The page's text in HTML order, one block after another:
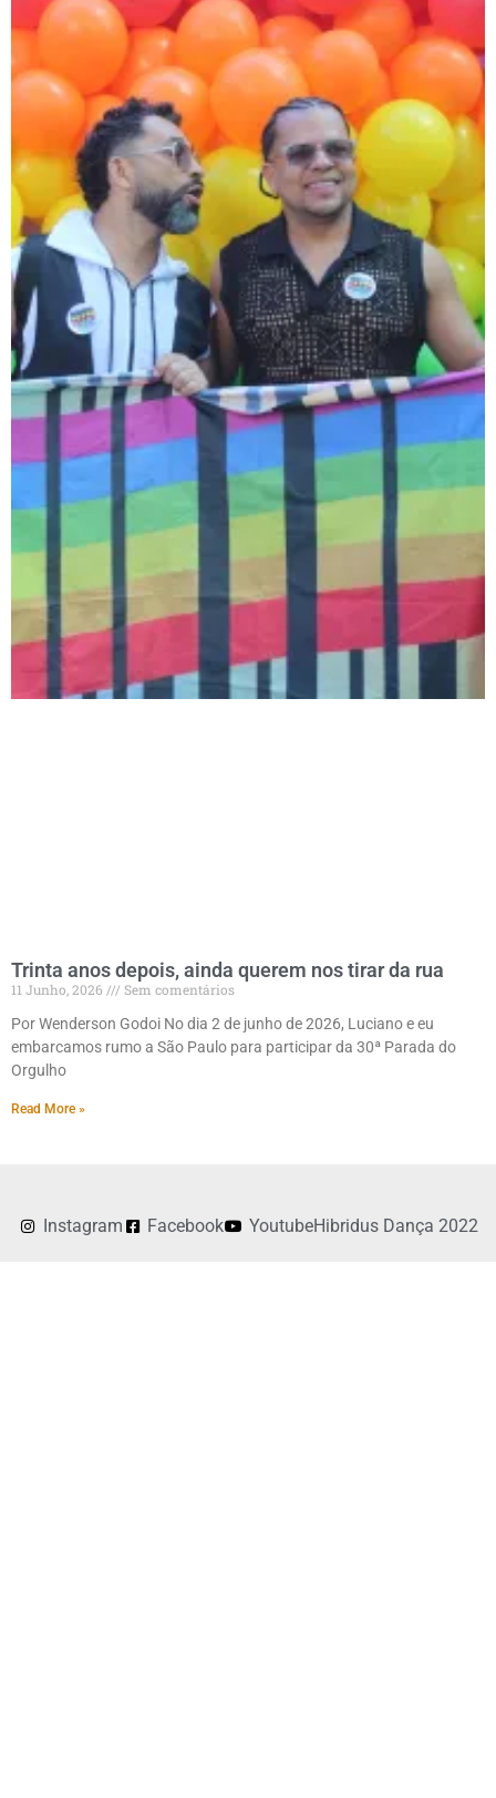
Trinta anos depois, ainda querem nos tirar da rua
11 Junho, 2026
Sem comentários
Por Wenderson Godoi No dia 2 de junho de 2026, Luciano e eu
embarcamos rumo a São Paulo para participar da 30ª Parada do
Orgulho
Read More »
Instagram Facebook YoutubeHibridus Dança 2022